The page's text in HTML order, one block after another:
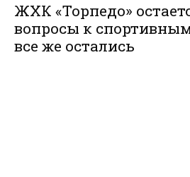
ЖХК «Торпедо»
вопросы к
все же остались